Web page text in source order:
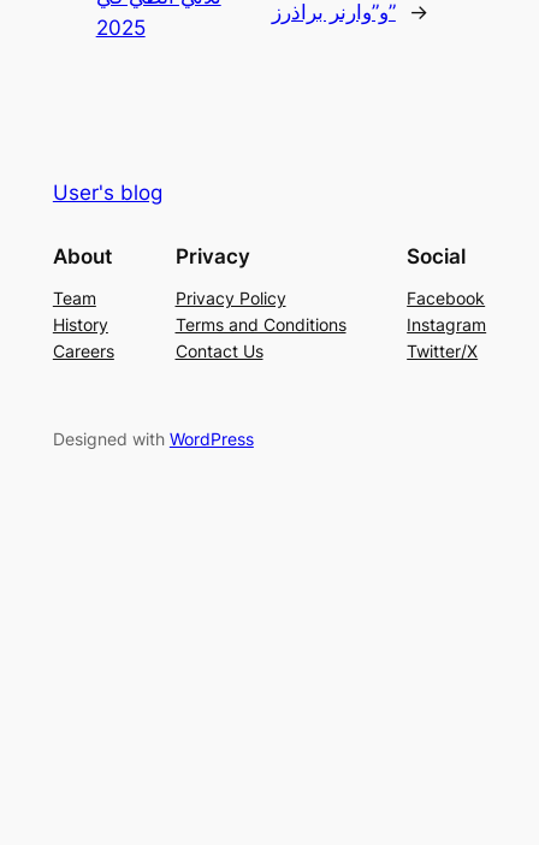
2025
و”وارنر براذرز” →
User's blog
About
Team
History
Careers
Privacy
Privacy Policy
Terms and Conditions
Contact Us
Social
Facebook
Instagram
Twitter/X
Designed with WordPress